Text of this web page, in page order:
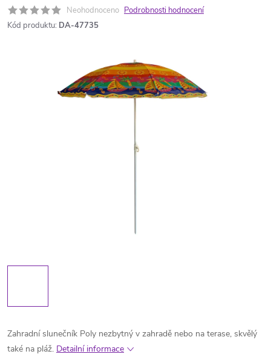
Neohodnoceno Podrobnosti hodnocení
Kód produktu: DA-47735
Zahradní slunečník Poly nezbytný v zahradě nebo na terase, skvělý
také na pláž. Detailní informace